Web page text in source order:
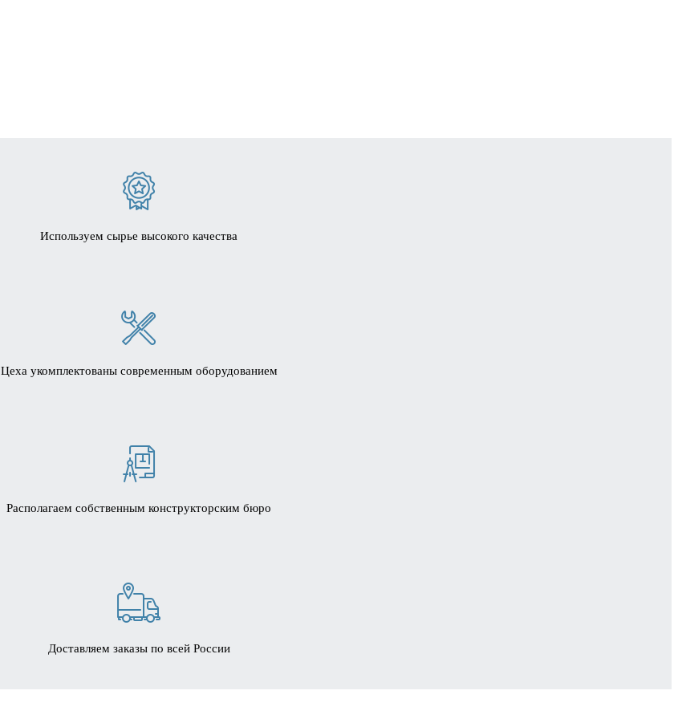
Используем сырье высокого качества
Цеха укомплектованы современным оборудованием
Располагаем собственным конструкторским бюро
Доставляем заказы по всей России